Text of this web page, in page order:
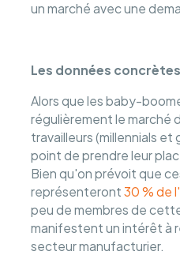
un marché avec une
Les données concrètes
Alors que les baby-
régulièrement le marché
travailleurs (millennials et
point de prendre leur
Bien qu'on prévoit que
représenteront30 % de
peu de membres de
manifestent un intérêt à
secteur manufacturier.